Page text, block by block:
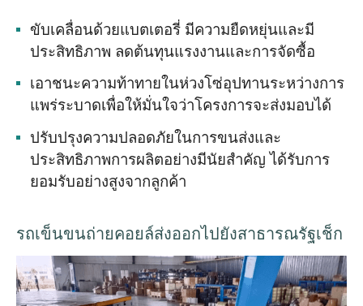
ขับเคลื่อนด้วยแบตเตอรี่ มีความยืดหยุ่นและมี
ประสิทธิภาพ ลดต้นทุนแรงงานและการจัดซื้อ
เอาชนะความท้าทายในห่วงโซ่อุปทานระหว่างการ
แพร่ระบาดเพื่อให้มั่นใจว่าโครงการจะส่งมอบได้
ปรับปรุงความปลอดภัยในการขนส่งและ
ประสิทธิภาพการผลิตอย่างมีนัยสำคัญ ได้รับการ
ยอมรับอย่างสูงจากลูกค้า
รถเข็นขนถ่ายคอยล์ส่งออกไปยังสาธารณรัฐเช็ก